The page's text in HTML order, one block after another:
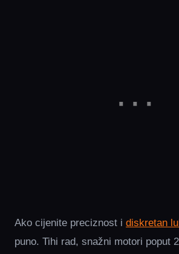
Ako cijenite preciznost i diskretan
puno. Tihi rad, snažni motori poput